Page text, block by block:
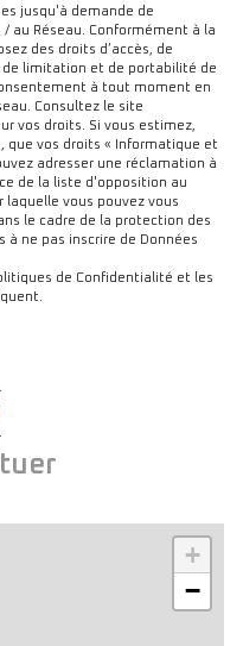
jusqu'à demande de
au Réseau. Conformément à la
des droits d’accès, de
de limitation et de portabilité de
à tout moment en
Consultez le site
vos droits. Si vous estimez,
que vos droits « Informatique et
adresser une réclamation à
de la liste d'opposition au
laquelle vous pouvez vous
le cadre de la protection des
à ne pas inscrire de Données
de Confidentialité et les
+
−